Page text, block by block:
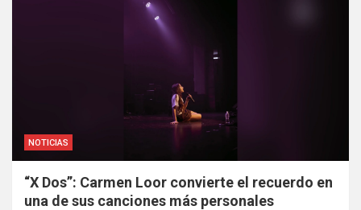
NOTICIAS
“X Dos”: Carmen Loor convierte el recuerdo en
una de sus canciones más personales